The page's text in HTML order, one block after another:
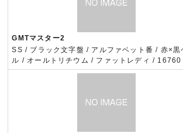
GMTマスター2
SS / ブラック文字盤 / アルファベット番 / 赤×黒
ル / オールトリチウム / ファットレディ / 16760